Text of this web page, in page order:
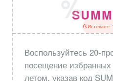
Истекает:
Воспользуйтесь 20-
посещение
летом, указав код